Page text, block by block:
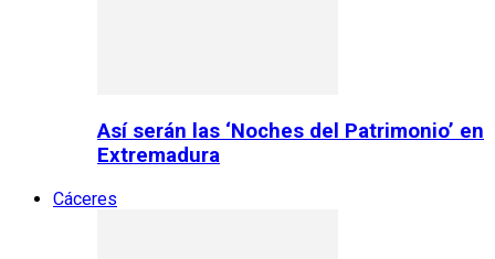
Así serán las ‘Noches del Patrimonio’ en
Extremadura
Cáceres